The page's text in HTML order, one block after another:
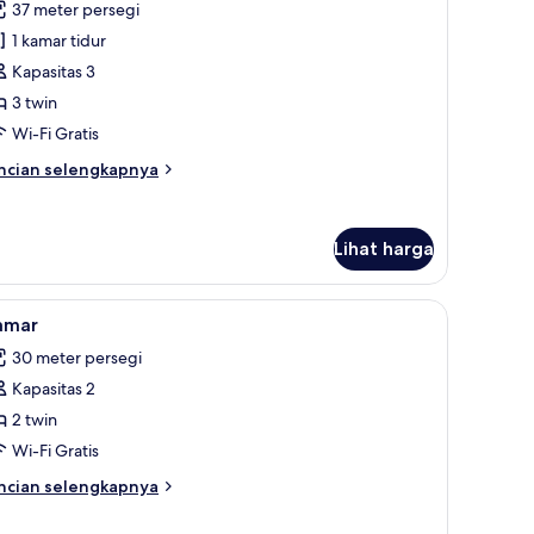
37 meter persegi
1 kamar tidur
Kapasitas 3
3 twin
Wi-Fi Gratis
selengkapnya
Lihat harga
ekstra lembut, dan minibarSeprai premium, selimut bulu angsa,
6
30 meter persegi
Kapasitas 2
2 twin
Wi-Fi Gratis
selengkapnya